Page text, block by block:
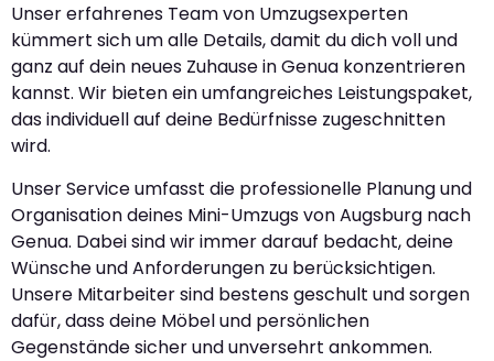
Unser erfahrenes Team von Umzugsexperten
kümmert sich um alle Details, damit du dich voll und
ganz auf dein neues Zuhause in Genua konzentrieren
kannst. Wir bieten ein umfangreiches Leistungspaket,
das individuell auf deine Bedürfnisse zugeschnitten
wird.
Unser Service umfasst die professionelle Planung und
Organisation deines Mini-Umzugs von Augsburg nach
Genua. Dabei sind wir immer darauf bedacht, deine
Wünsche und Anforderungen zu berücksichtigen.
Unsere Mitarbeiter sind bestens geschult und sorgen
dafür, dass deine Möbel und persönlichen
Gegenstände sicher und unversehrt ankommen.